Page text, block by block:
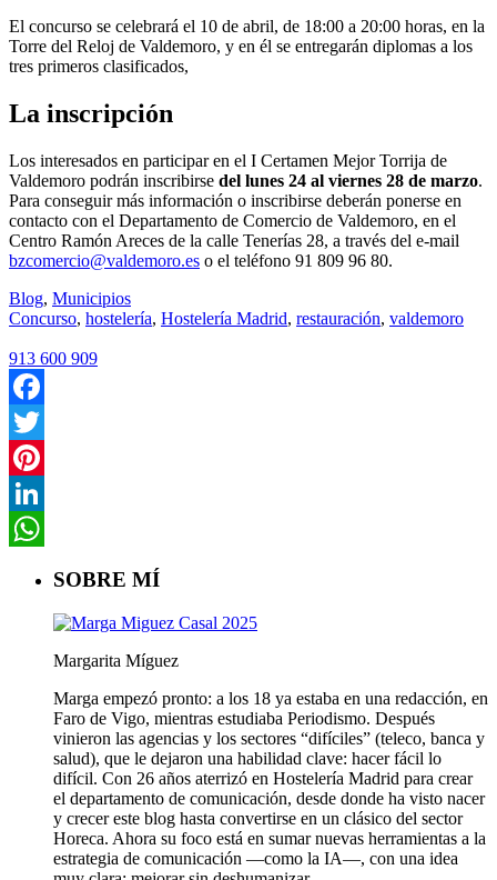
El concurso se celebrará el 10 de abril, de 18:00 a 20:00 horas, en la
Torre del Reloj de Valdemoro, y en él se entregarán diplomas a los
tres primeros clasificados,
La inscripción
Los interesados en participar en el I Certamen Mejor Torrija de
Valdemoro podrán inscribirse del lunes 24 al viernes 28 de marzo.
Para conseguir más información o inscribirse deberán ponerse en
contacto con el Departamento de Comercio de Valdemoro, en el
Centro Ramón Areces de la calle Tenerías 28, a través del e-mail
bzcomercio@valdemoro.es o el teléfono 91 809 96 80.
Blog, Municipios
Concurso, hostelería, Hostelería Madrid, restauración, valdemoro
913 600 909
Facebook
Twitter
Pinterest
LinkedIn
SOBRE MÍ
Margarita Míguez
Marga empezó pronto: a los 18 ya estaba en una redacción, en
Faro de Vigo, mientras estudiaba Periodismo. Después
vinieron las agencias y los sectores “difíciles” (teleco, banca y
salud), que le dejaron una habilidad clave: hacer fácil lo
difícil. Con 26 años aterrizó en Hostelería Madrid para crear
el departamento de comunicación, desde donde ha visto nacer
y crecer este blog hasta convertirse en un clásico del sector
Horeca. Ahora su foco está en sumar nuevas herramientas a la
estrategia de comunicación —como la IA—, con una idea